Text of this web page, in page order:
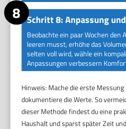
Schritt 8: Anpassung
Beobachte ein paar Wochen den
leeren musst, erhöhe das
selten voll wird, wähle ein
Anpassungen verbessern
Hinweis: Mache die erste
dokumentiere die Werte. So
dieser Methode findest du eine
Haushalt und sparst später Zeit